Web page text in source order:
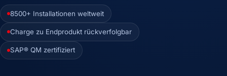
8500+ Installationen weltweit
Charge zu Endprodukt rückverfolgbar
SAP® QM zertifiziert